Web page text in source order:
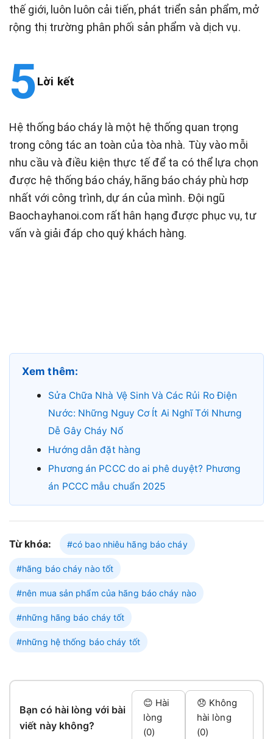
thế giới, luôn luôn cải tiến, phát triển sản phẩm, mở
rộng thị trường phân phối sản phẩm và dịch vụ.
Lời kết
Hệ thống báo cháy là một hệ thống quan trọng
trong công tác an toàn của tòa nhà. Tùy vào mỗi
nhu cầu và điều kiện thực tế để ta có thể lựa chọn
được hệ thống báo cháy, hãng báo cháy phù hơp
nhất với công trình, dự án của mình. Đội ngũ
Baochayhanoi.com rất hân hạng được phục vụ, tư
vấn và giải đáp cho quý khách hàng.
Xem thêm:
Sửa Chữa Nhà Vệ Sinh Và Các Rủi Ro Điện
Nước: Những Nguy Cơ Ít Ai Nghĩ Tới Nhưng
Dễ Gây Cháy Nổ
Hướng dẫn đặt hàng
Phương án PCCC do ai phê duyệt? Phương
án PCCC mẫu chuẩn 2025
Từ khóa: #có bao nhiêu hãng báo cháy
#hãng báo cháy nào tốt
#nên mua sản phẩm của hãng báo cháy nào
#những hãng báo cháy tốt
#những hệ thống báo cháy tốt
Bạn có hài lòng với bài
viết này không?
😊 Hài
lòng
(0)
😞 Không
hài lòng
(0)